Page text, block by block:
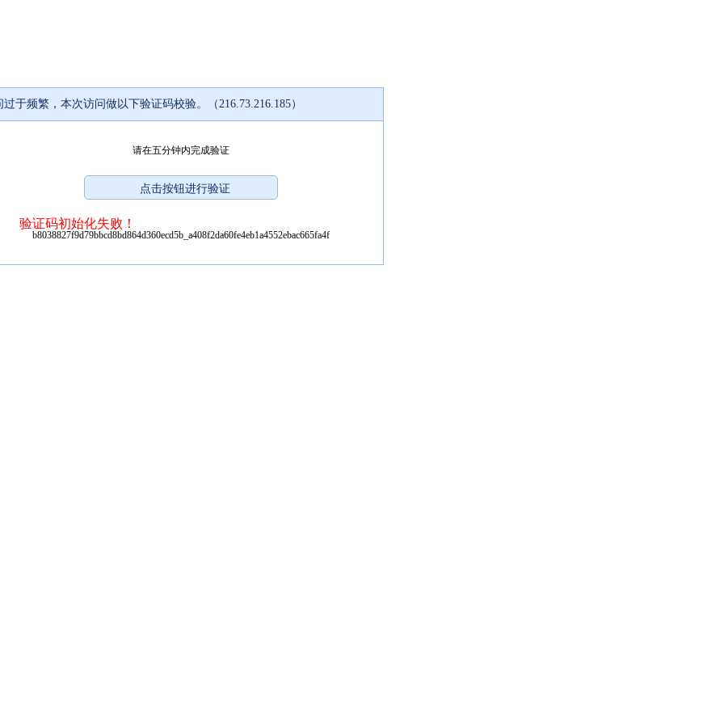
过于频繁，本次访问做以下验证码校验。（216.73.216.185）
请在五分钟内完成验证
验证码初始化失败！
b8038827f9d79bbcd8bd864d360ecd5b_a408f2da60fe4eb1a4552ebac665fa4f